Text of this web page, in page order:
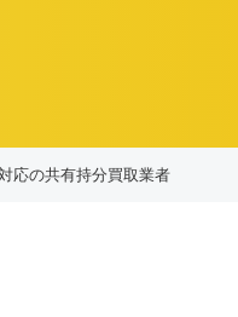
応の共有持分買取業者